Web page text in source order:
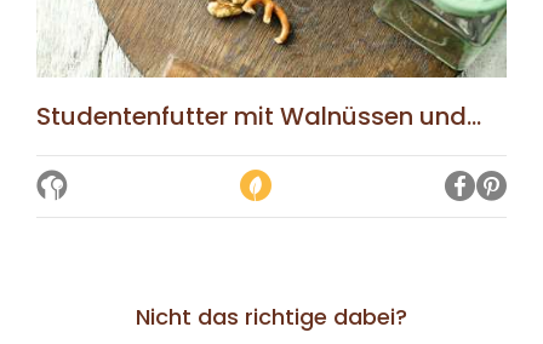
Studentenfutter mit Walnüssen und...
Nicht das richtige dabei?